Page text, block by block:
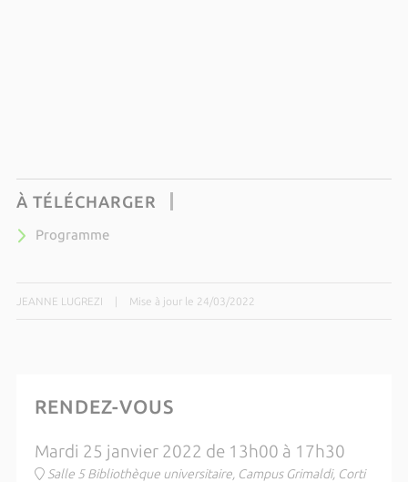
À TÉLÉCHARGER
Programme
JEANNE LUGREZI Mise à jour le 24/03/2022
RENDEZ-VOUS
Mardi 25 janvier 2022 de 13h00 à 17h30
Salle 5 Bibliothèque universitaire, Campus Grimaldi, Corti